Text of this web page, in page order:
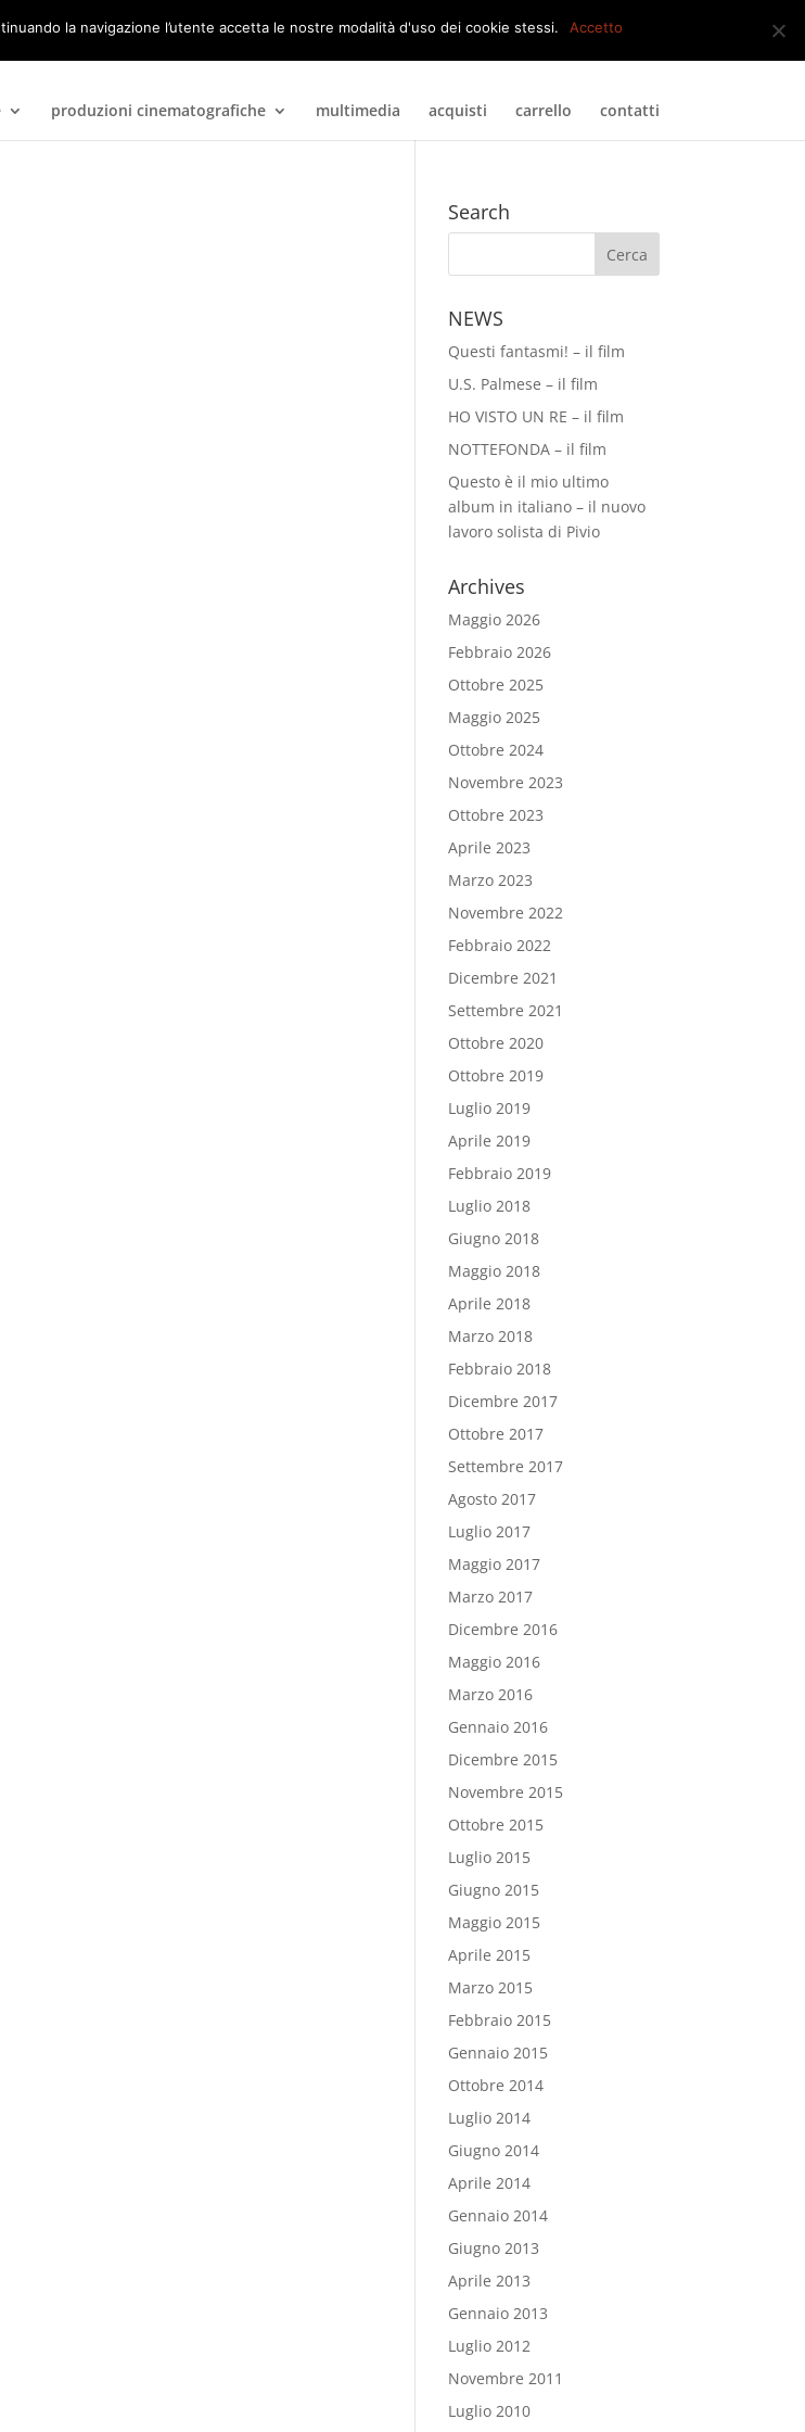
produzioni cinematografiche multimedia acquisti carrello contatti
Search
NEWS
Questi fantasmi! – il film
U.S. Palmese – il film
HO VISTO UN RE – il film
NOTTEFONDA – il film
Questo è il mio ultimo
album in italiano – il nuovo
lavoro solista di Pivio
Archives
Maggio 2026
Febbraio 2026
Ottobre 2025
Maggio 2025
Ottobre 2024
Novembre 2023
Ottobre 2023
Aprile 2023
Marzo 2023
Novembre 2022
Febbraio 2022
Dicembre 2021
Settembre 2021
Ottobre 2020
Ottobre 2019
Luglio 2019
Aprile 2019
Febbraio 2019
Luglio 2018
Giugno 2018
Maggio 2018
Aprile 2018
Marzo 2018
Febbraio 2018
Dicembre 2017
Ottobre 2017
Settembre 2017
Agosto 2017
Luglio 2017
Maggio 2017
Marzo 2017
Dicembre 2016
Maggio 2016
Marzo 2016
Gennaio 2016
Dicembre 2015
Novembre 2015
Ottobre 2015
Luglio 2015
Giugno 2015
Maggio 2015
Aprile 2015
Marzo 2015
Febbraio 2015
Gennaio 2015
Ottobre 2014
Luglio 2014
Giugno 2014
Aprile 2014
Gennaio 2014
Giugno 2013
Aprile 2013
Gennaio 2013
Luglio 2012
Novembre 2011
Luglio 2010
la navigazione l’utente accetta le nostre modalità d'uso dei cookie stessi. Accetto